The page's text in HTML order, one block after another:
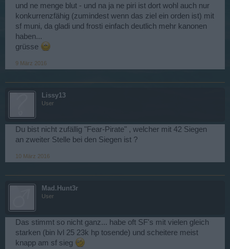
und ne menge blut - und na ja ne piri ist dort wohl auch nur
konkurrenzfähig (zumindest wenn das ziel ein orden ist) mit
sf muni, da gladi und frosti einfach deutlich mehr kanonen
haben...
grüsse
9 März 2016
Lissy13
User
Du bist nicht zufällig "Fear-Pirate" , welcher mit 42 Siegen
an zweiter Stelle bei den Siegen ist ?
10 März 2016
Mad.Hunt3r
User
Das stimmt so nicht ganz... habe oft SF's mit vielen gleich
starken (bin lvl 25 23k hp tosende) und scheitere meist
knapp am sf sieg